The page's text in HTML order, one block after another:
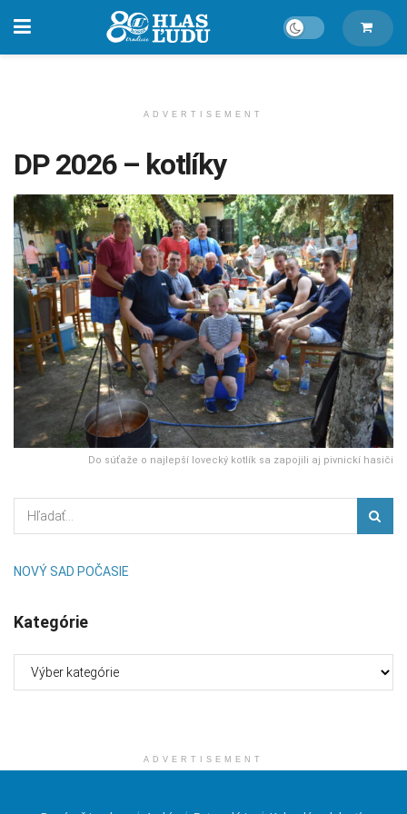
ADVERTISEMENT
DP 2026 – kotlíky
Do súťaže o najlepší lovecký kotlík sa zapojili aj pivnickí hasiči
NOVÝ SAD POČASIE
Kategórie
ADVERTISEMENT